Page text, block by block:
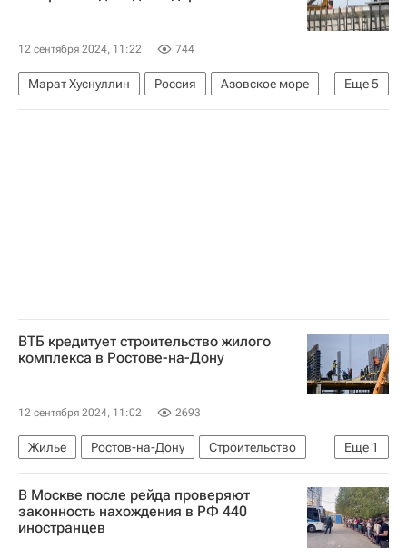
12 сентября 2024, 11:22 744
Еще5
Марат Хуснуллин Россия
Азовское море
Запорожская область
Абрау-Дюрсо
ВТБ кредитует строительство жилого
комплекса в Ростове-на-Дону
12 сентября 2024, 11:02 2693
Еще 1
Жилье Ростов-на-Дону
Строительство
Девелоперы
В Москве после рейда проверяют
законность нахождения в РФ 440
иностранцев